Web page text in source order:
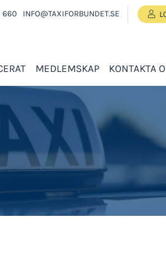
660 INFO@TAXIFORBUNDET.SE
MEDLEMSKAP KONTAKTA